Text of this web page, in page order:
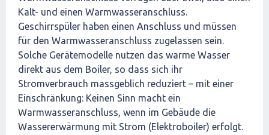
Kalt- und einen Warmwasseranschluss.
Geschirrspüler haben einen Anschluss und müssen
für den Warmwasseranschluss zugelassen sein.
Solche Gerätemodelle nutzen das warme Wasser
direkt aus dem Boiler, so dass sich ihr
Stromverbrauch massgeblich reduziert – mit einer
Einschränkung: Keinen Sinn macht ein
Warmwasseranschluss, wenn im Gebäude die
Wassererwärmung mit Strom (Elektroboiler) erfolgt.